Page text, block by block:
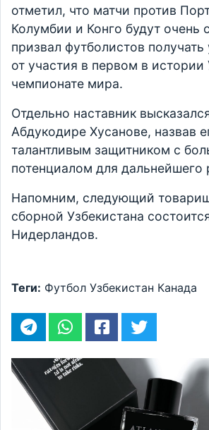
отметил, что матчи против
Колумбии и Конго будут
призвал футболистов
от участия в первом в истории
чемпионате мира.
Отдельно наставник
Абдукодире Хусанове, назвав
талантливым защитником с
потенциалом для дальнейшего
Напомним, следующий
сборной Узбекистана
Нидерландов.
Теги: Футбол Узбекистан Канада